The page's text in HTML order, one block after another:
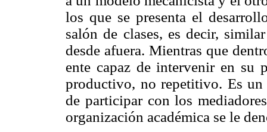
los que se presenta el
salón de clases, es decir,
desde afuera. Mientras que
ente capaz de intervenir en su
productivo, no repetitivo. Es
de participar con los
organización académica se le